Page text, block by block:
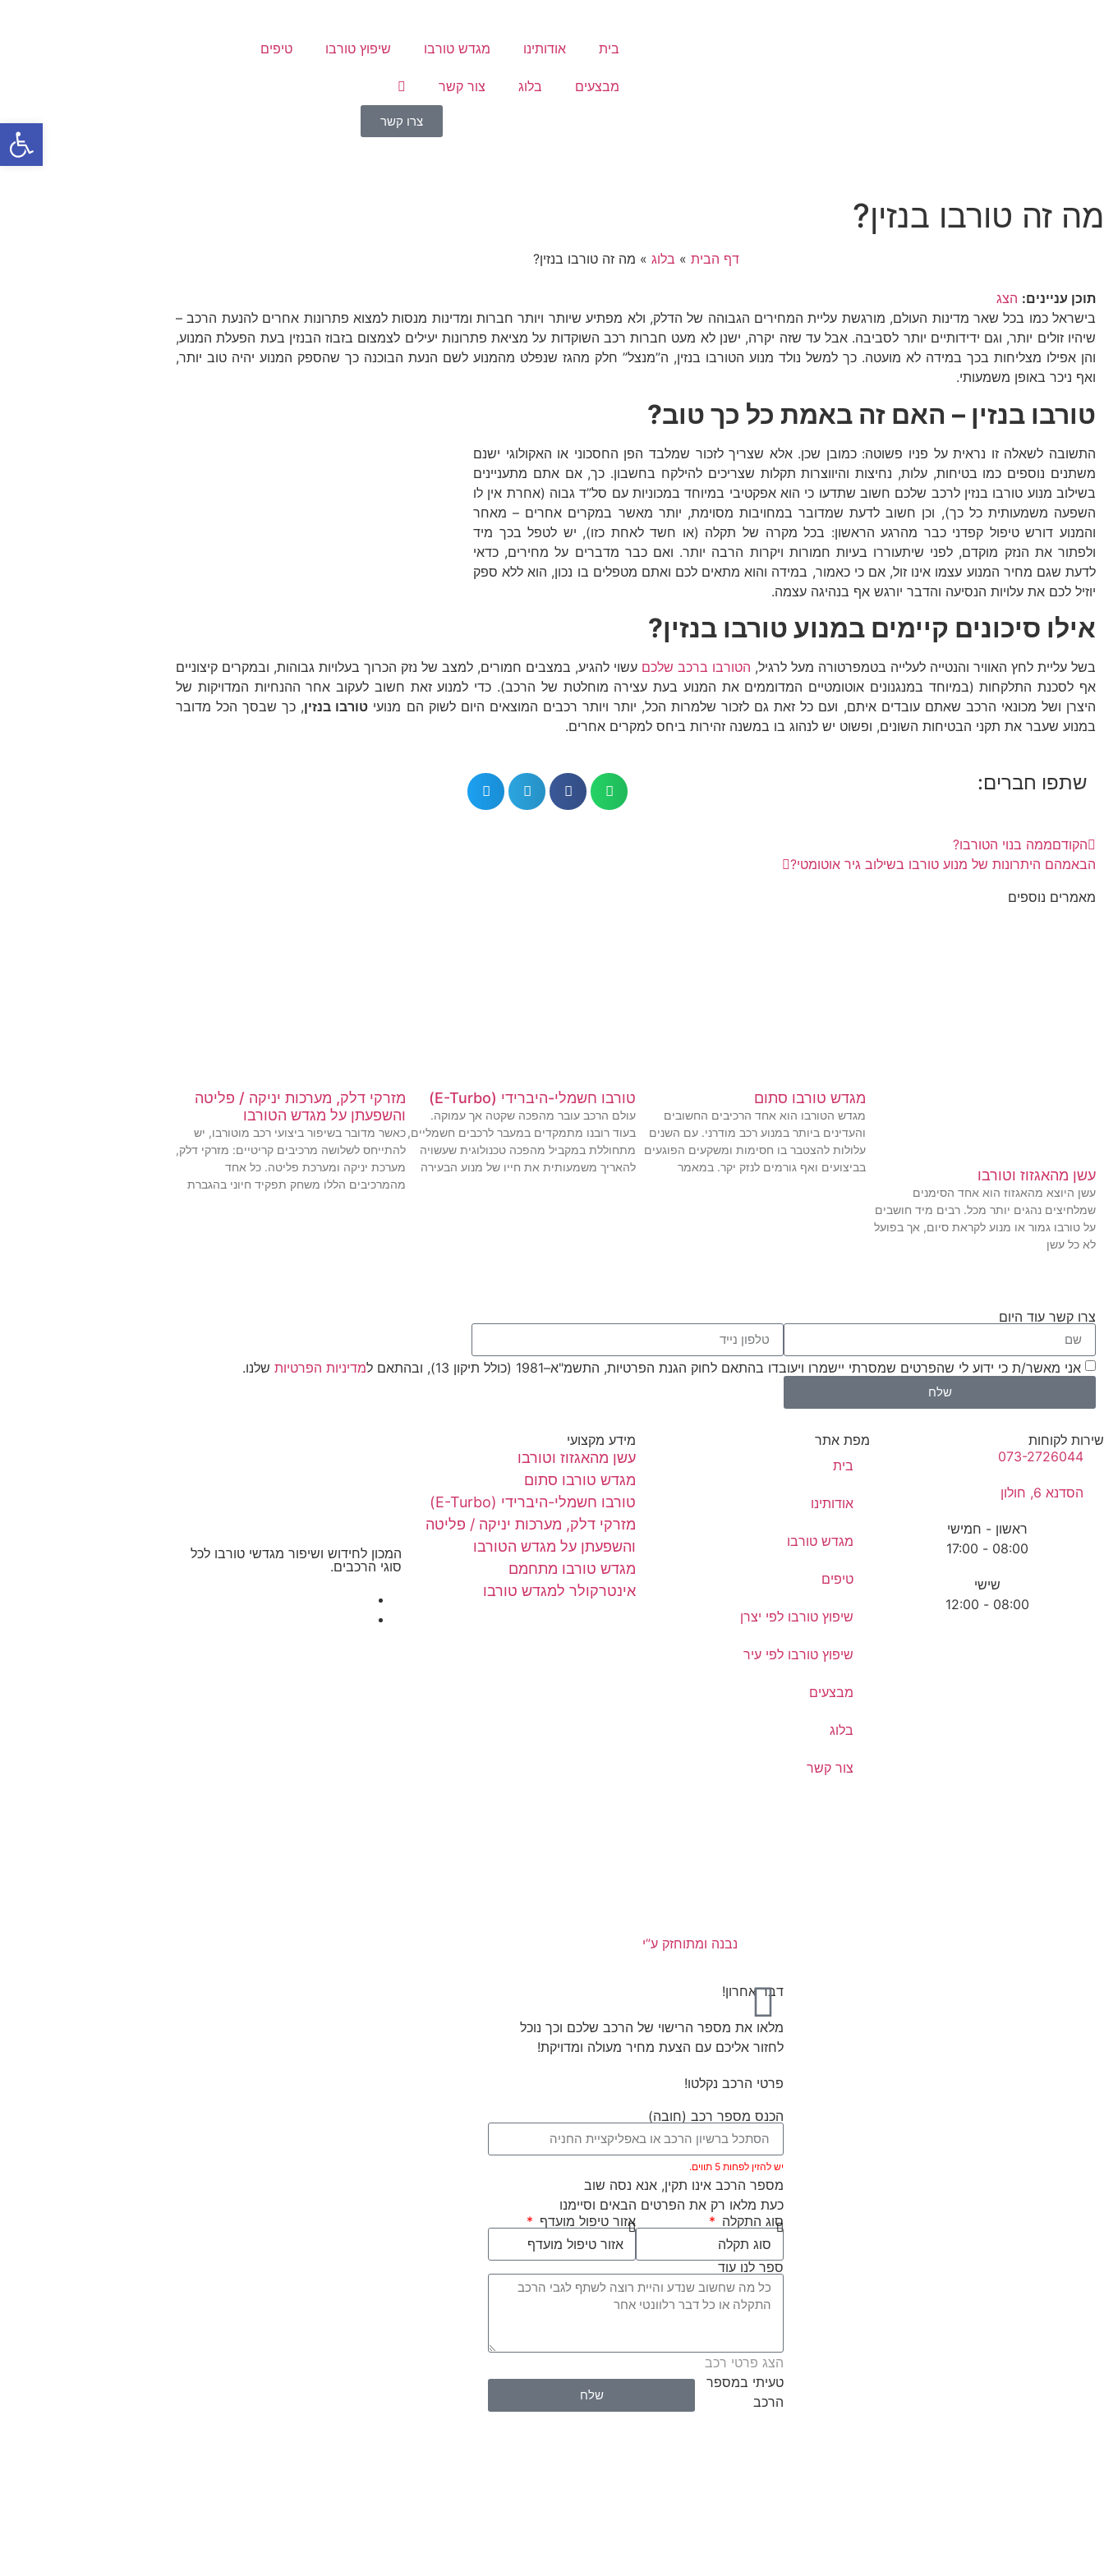
בית אודותינו מגדש טורבו שיפוץ טורבו טיפים
מבצעים בלוג צור קשר
צרו קשר
מה זה טורבו בנזין?
דף הבית » בלוג » מה זה טורבו בנזין?
תוכן עניינים: הצג
בישראל כמו בכל שאר מדינות העולם, מורגשת עליית המחירים הגבוהה של הדלק, ולא מפתיע שיותר ויותר חברות ומדינות מנסות למצוא פתרונות אחרים להנעת הרכב –
שיהיו זולים יותר, וגם ידידותיים יותר לסביבה. אבל עד שזה יקרה, ישנן לא מעט חברות רכב השוקדות על מציאת פתרונות יעילים לצמצום בזבוז הבנזין בעת הפעלת המנוע,
והן אפילו מצליחות בכך במידה לא מועטה. כך למשל נולד מנוע הטורבו בנזין, ה”מנצל” חלק מהגז שנפלט מהמנוע לשם הנעת הבוכנה כך שהספק המנוע יהיה טוב יותר,
ואף ניכר באופן משמעותי.
טורבו בנזין – האם זה באמת כל כך טוב?
התשובה לשאלה זו נראית על פניו פשוטה: כמובן שכן. אלא שצריך לזכור שמלבד הפן החסכוני או האקולוגי ישנם
משתנים נוספים כמו בטיחות, עלות, נחיצות והיווצרות תקלות שצריכים להילקח בחשבון. כך, אם אתם מתעניינים
בשילוב מנוע טורבו בנזין לרכב שלכם חשוב שתדעו כי הוא אפקטיבי במיוחד במכוניות עם סל”ד גבוה (אחרת אין לו
השפעה משמעותית כל כך), וכן חשוב לדעת שמדובר במחויבות מסוימת, יותר מאשר במקרים אחרים – מאחר
והמנוע דורש טיפול קפדני כבר מהרגע הראשון: בכל מקרה של תקלה (או חשד לאחת כזו), יש לטפל בכך מיד
ולפתור את הנזק מוקדם, לפני שיתעוררו בעיות חמורות ויקרות הרבה יותר. ואם כבר מדברים על מחירים, כדאי
לדעת שגם מחיר המנוע עצמו אינו זול, אם כי כאמור, במידה והוא מתאים לכם ואתם מטפלים בו נכון, הוא ללא ספק
יוזיל לכם את עלויות הנסיעה והדבר יורגש אף בנהיגה עצמה.
אילו סיכונים קיימים במנוע טורבו בנזין?
בשל עליית לחץ האוויר והנטייה לעלייה בטמפרטורה מעל לרגיל, הטורבו ברכב שלכם עשוי להגיע, במצבים חמורים, למצב של נזק הכרוך בעלויות גבוהות, ובמקרים קיצוניים
אף לסכנת התלקחות (במיוחד במנגנונים אוטומטיים המדוממים את המנוע בעת עצירה מוחלטת של הרכב). כדי למנוע זאת חשוב לעקוב אחר ההנחיות המדויקות של
היצרן ושל מכונאי הרכב שאתם עובדים איתם, ועם כל זאת גם לזכור שלמרות הכל, יותר ויותר רכבים המוצאים היום לשוק הם מנועי טורבו בנזין, כך שבסך הכל מדובר
במנוע שעבר את תקני הבטיחות השונים, ופשוט יש לנהוג בו במשנה זהירות ביחס למקרים אחרים.
שתפו חברים:
הקודםממה בנוי הטורבו?
הבאמהם היתרונות של מנוע טורבו בשילוב גיר אוטומטי?
מאמרים נוספים
עשן מהאגזוז וטורבו
עשן היוצא מהאגזוז הוא אחד הסימנים
שמלחיצים נהגים יותר מכל. רבים מיד חושבים
על טורבו גמור או מנוע לקראת סיום, אך בפועל
לא כל עשן
מגדש טורבו סתום
מגדש הטורבו הוא אחד הרכיבים החשובים
והעדינים ביותר במנוע רכב מודרני. עם השנים
עלולות להצטבר בו חסימות ומשקעים הפוגעים
בביצועים ואף גורמים לנזק יקר. במאמר
טורבו חשמלי-היברידי (E-Turbo)
עולם הרכב עובר מהפכה שקטה אך עמוקה.
בעוד רובנו מתמקדים במעבר לרכבים חשמליים,
מתחוללת במקביל מהפכה טכנולוגית שעשויה
להאריך משמעותית את חייו של מנוע הבעירה
מזרקי דלק, מערכות יניקה / פליטה
והשפעתן על מגדש הטורבו
כאשר מדובר בשיפור ביצועי רכב מוטורבו, יש
להתייחס לשלושה מרכיבים קריטיים: מזרקי דלק,
מערכת יניקה ומערכת פליטה. כל אחד
מהמרכיבים הללו משחק תפקיד חיוני בהגברת
צרו קשר עוד היום
אני מאשר/ת כי ידוע לי שהפרטים שמסרתי יישמרו ויעובדו בהתאם לחוק הגנת הפרטיות, התשמ"א–1981 (כולל תיקון 13), ובהתאם ל מדיניות הפרטיות שלנו.
שלח
שירות לקוחות
073-2726044
הסדנא 6, חולון
ראשון - חמישי
08:00 - 17:00
שישי
08:00 - 12:00
מפת אתר
בית
אודותינו
מגדש טורבו
טיפים
שיפוץ טורבו לפי יצרן
שיפוץ טורבו לפי עיר
מבצעים
בלוג
צור קשר
מידע מקצועי
עשן מהאגזוז וטורבו
מגדש טורבו סתום
טורבו חשמלי-היברידי (E-Turbo)
מזרקי דלק, מערכות יניקה / פליטה
והשפעתן על מגדש הטורבו
מגדש טורבו מתחמם
אינטרקולר למגדש טורבו
המכון לחידוש ושיפור מגדשי טורבו לכל
סוגי הרכבים.
נבנה ומתוחזק ע”י
דבר אחרון!
מלאו את מספר הרישוי של הרכב שלכם וכך נוכל
לחזור אליכם עם הצעת מחיר מעולה ומדויקת!
פרטי הרכב נקלטו!
הכנס מספר רכב (חובה)
יש להזין לפחות 5 תווים.
מספר הרכב אינו תקין, אנא נסה שוב
כעת מלאו רק את הפרטים הבאים וסיימנו
סוג התקלה
אזור טיפול מועדף
ספר לנו עוד
הצג פרטי רכב
טעיתי במספר
הרכב
שלח